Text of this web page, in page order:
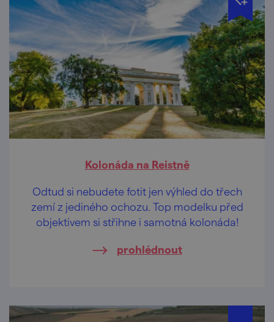
Kolonáda na Reistně
Odtud si nebudete fotit jen výhled do třech
zemí z jediného ochozu. Top modelku před
objektivem si střihne i samotná kolonáda!
prohlédnout